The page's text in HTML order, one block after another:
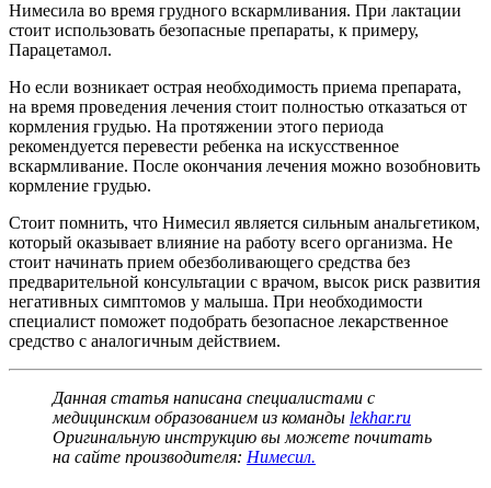
Нимесила во время грудного вскармливания. При лактации
стоит использовать безопасные препараты, к примеру,
Парацетамол.
Но если возникает острая необходимость приема препарата,
на время проведения лечения стоит полностью отказаться от
кормления грудью. На протяжении этого периода
рекомендуется перевести ребенка на искусственное
вскармливание. После окончания лечения можно возобновить
кормление грудью.
Стоит помнить, что Нимесил является сильным анальгетиком,
который оказывает влияние на работу всего организма. Не
стоит начинать прием обезболивающего средства без
предварительной консультации с врачом, высок риск развития
негативных симптомов у малыша. При необходимости
специалист поможет подобрать безопасное лекарственное
средство с аналогичным действием.
Данная статья написана специалистами с
медицинским образованием из команды lekhar.ru
Оригинальную инструкцию вы можете почитать
на сайте производителя: Нимесил.